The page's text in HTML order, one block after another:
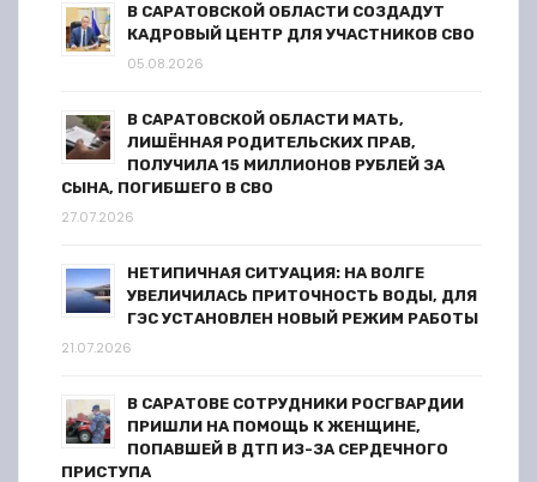
В САРАТОВСКОЙ ОБЛАСТИ СОЗДАДУТ
КАДРОВЫЙ ЦЕНТР ДЛЯ УЧАСТНИКОВ СВО
05.08.2026
В САРАТОВСКОЙ ОБЛАСТИ МАТЬ,
ЛИШЁННАЯ РОДИТЕЛЬСКИХ ПРАВ,
ПОЛУЧИЛА 15 МИЛЛИОНОВ РУБЛЕЙ ЗА
СЫНА, ПОГИБШЕГО В СВО
27.07.2026
НЕТИПИЧНАЯ СИТУАЦИЯ: НА ВОЛГЕ
УВЕЛИЧИЛАСЬ ПРИТОЧНОСТЬ ВОДЫ, ДЛЯ
ГЭС УСТАНОВЛЕН НОВЫЙ РЕЖИМ РАБОТЫ
21.07.2026
В САРАТОВЕ СОТРУДНИКИ РОСГВАРДИИ
ПРИШЛИ НА ПОМОЩЬ К ЖЕНЩИНЕ,
ПОПАВШЕЙ В ДТП ИЗ-ЗА СЕРДЕЧНОГО
ПРИСТУПА